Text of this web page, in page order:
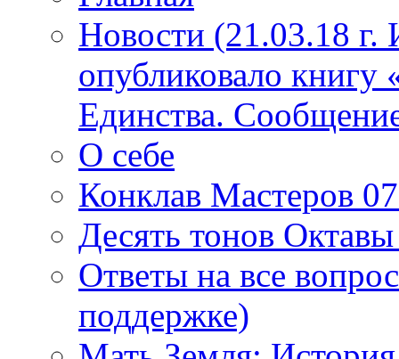
Новости (21.03.18 г.
опубликовало книгу
Единства.
О себе
Конклав Мастеров
Десять тонов
Ответы на все
поддержке)